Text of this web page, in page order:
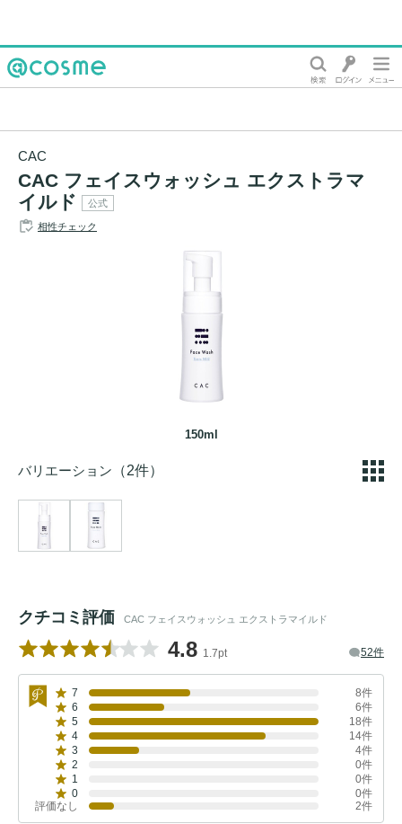
CAC
CAC フェイスウォッシュ エクストラマ
イルド
公式
相性チェック
150ml
バリエーション （2件）
クチコミ評価 CAC フェイスウォッシュ エクストラマイルド
4.8 1.7pt 52件
7
8件
6
6件
5
18件
4
14件
3
4件
2
0件
1
0件
0
0件
評価なし
2件